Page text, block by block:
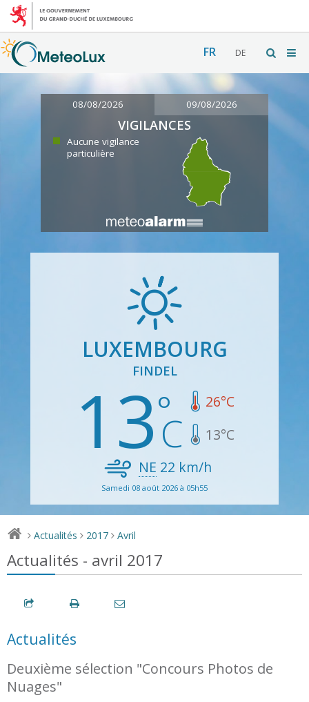
FR DE
08/08/2026 09/08/2026
VIGILANCES
Aucune vigilance
particulière
LUXEMBOURG
FINDEL
13 26°C
13°C
NE 22 km/h
Samedi 08 août 2026 à 05h55
> Actualités > 2017 > Avril
Actualités - avril 2017
Actualités
Deuxième sélection "Concours Photos de
Nuages"